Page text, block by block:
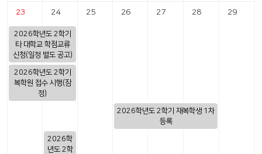
23 24 25 26 27 28 29
2026학년도 2학기
타 대학교 학점교류
신청(일정 별도 공고)
2026학년도 2학기
복학원 접수 시행(잠
정)
2026학년도 2학기 재복학생 1차
등록
2026학
년도 2학